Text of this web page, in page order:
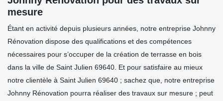
mesure
Étant en activité depuis plusieurs années, notre entreprise Johnny
Rénovation dispose des qualifications et des compétences
nécessaires pour s’occuper de la création de terrasse en bois
dans la ville de Saint Julien 69640. Et pour satisfaire au mieux
notre clientèle à Saint Julien 69640 ; sachez que, notre entreprise
Johnny Rénovation pourra réaliser des travaux sur mesure ; peut